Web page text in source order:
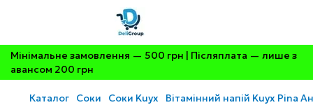
Мінімальне замовлення — 500 грн | Післяплата — лише з
авансом 200 грн
Каталог Соки Соки Kuyx Вітамінний напій Kuyx Pina